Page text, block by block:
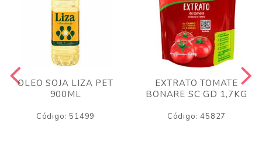
OLEO SOJA LIZA PET
900ML
Código: 51499
EXTRATO TOMATE
BONARE SC GD 1,7KG
Código: 45827